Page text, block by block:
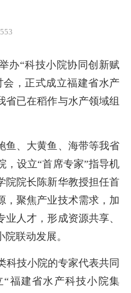
“科技小院协同创新赋
，正式成立福建省水产
省已在稻作与水产领域组
、大黄鱼、海带等我省
，设立“首席专家”指导机
院院长陈新华教授担任首
，聚焦产业技术需求，加
人才，形成资源共享、
联动发展。
技小院的专家代表共同
福建省水产科技小院集